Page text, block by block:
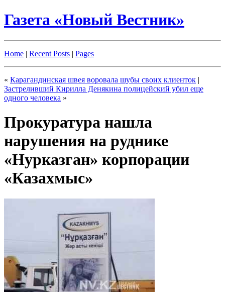
Газета «Новый Вестник»
Home | Recent Posts | Pages
« Карагандинская швея воровала шубы своих клиенток |
Застреливший Кирилла Денякина полицейский убил еще
одного человека »
Прокуратура нашла
нарушения на руднике
«Нурказган» корпорации
«Казахмыс»